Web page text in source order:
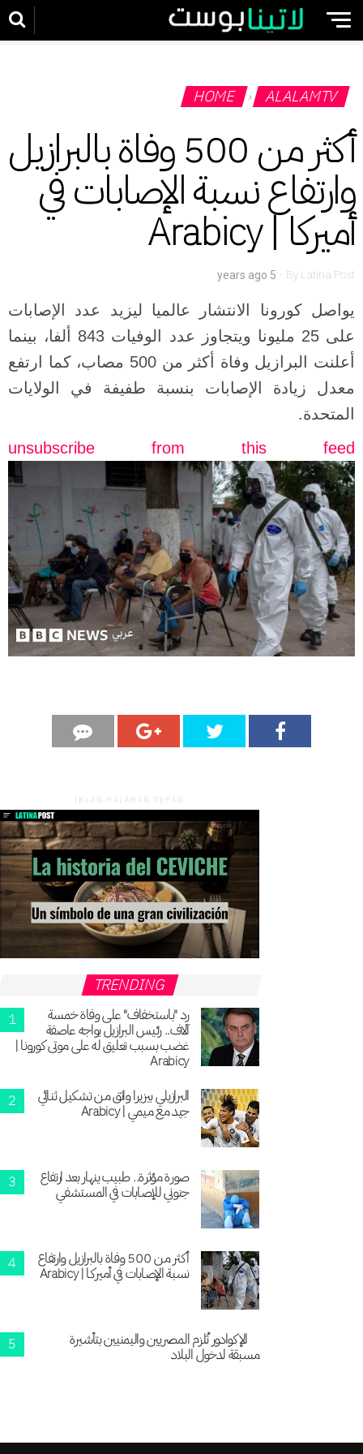
HOME › ALALAMTV
أكثر من 500 وفاة بالبرازيل
وارتفاع نسبة الإصابات في
أميركا | Arabicy
ByLatina Post
-
5 years ago
يواصل كورونا الانتشار عالميا ليزيد عدد الإصابات
على 25 مليونا ويتجاوز عدد الوفيات 843 ألفا، بينما
أعلنت البرازيل وفاة أكثر من 500 مصاب، كما ارتفع
معدل زيادة الإصابات بنسبة طفيفة في الولايات
المتحدة.
unsubscribe from this feed
IKLAN HALAMAN DEPAN
TRENDING
رد "باستخفاف" على وفاة خمسة
آلاف.. رئيس البرازيل يواجه عاصفة
غضب بسبب تعليق له على موتى كورونا |
Arabicy
البرازيلي بيزيرا واثق من تشكيل ثنائي
جيد مع ميمي | Arabicy
صورة مؤثرة.. طبيب ينهار بعد ارتفاع
جنوني للإصابات في المستشفي
أكثر من 500 وفاة بالبرازيل وارتفاع
نسبة الإصابات في أميركا | Arabicy
الإكوادور تُلزم المصريين واليمنيين بتأشيرة
مسبقة لدخول البلاد